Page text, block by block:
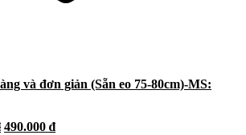
và đơn giản (Sẵn eo 75-80cm)-MS:
Giá
490.000 ₫Giá